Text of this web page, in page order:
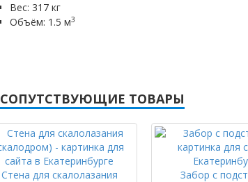
Вес: 317 кг
Объём: 1.5 м3
СОПУТСТВУЮЩИЕ ТОВАРЫ
Стена для скалолазания
Забор с